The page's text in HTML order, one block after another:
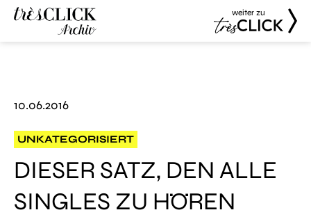
weiter zu
10.06.2016
UNKATEGORISIERT
DIESER SATZ, DEN ALLE
SINGLES ZU HÖREN